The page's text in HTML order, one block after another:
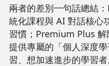
兩者的差別一句話總結
統化課程與 AI 對話核心
習慣；Premium Plus 解
提供專屬的「個人深度
習、想加速進步的學習者